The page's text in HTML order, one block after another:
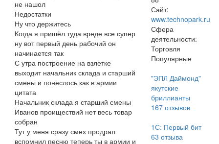
не нашол
Недостатки
Ну что держитесь
Когда я пришёл туда вреде все супер
ну вот первый день рабочий он
начинается так
С утра построение на взлетке
выходит начальник склада и старший
смены и понеслось как в армии
цитата
Начальник склада я старший смены
Иванов проиществий нет весь товар
собран
Тут у меня сразу смех продрал
вспомнил песню теперь ты в армии и
Сайт:
www.technopark.ru
Сфера
деятельности:
Торговля
Популярные
"ЭПЛ Даймонд"
якутские
бриллианты
167отзывов
1С: Первый бит
63 отзыва